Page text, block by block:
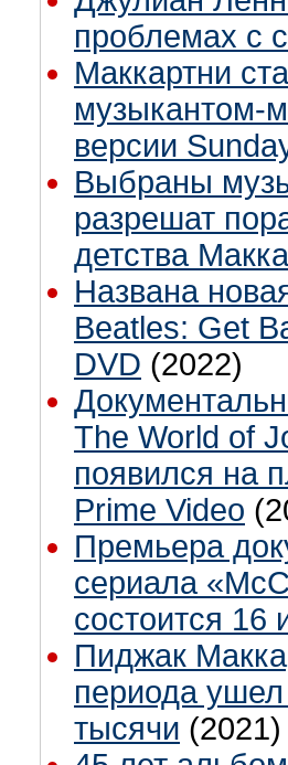
проблемах с
Маккартни
музыкантом-
версии
Выбраны
разрешат
детства
Названа
Beatles: Get
DVD (2022)
The World of
появился на
Prime Video
Премьера
сериала
состоится 16
Пиджак
периода
тысячи (2021)